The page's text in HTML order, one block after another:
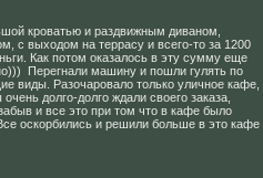
кроватью и раздвижным диваном,
с выходом на террасу и всего-то за 1200
Как потом оказалось в эту сумму еще
Перегнали машину и пошли гулять по
виды. Разочаровало только уличное кафе,
долго-долго ждали своего заказа,
и все это при том что в кафе было
оскорбились и решили больше в это кафе